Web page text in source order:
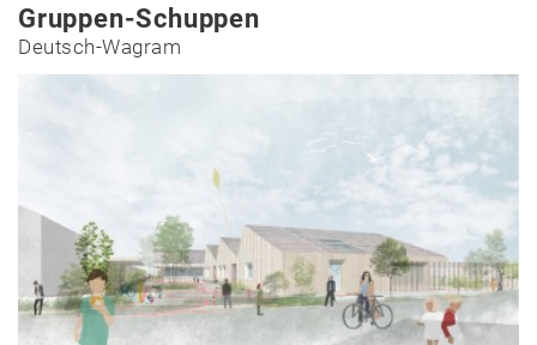
Gruppen-Schuppen
Deutsch-Wagram